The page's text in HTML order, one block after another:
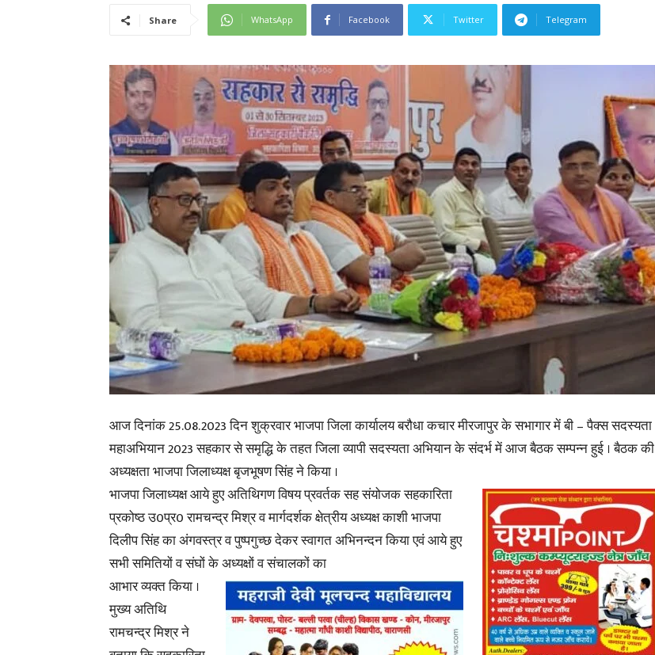
Latest
News
in
Hindi,
Today
Share WhatsApp Facebook Twitter Telegram
आज दिनांक 25.08.2023 दिन शुक्रवार भाजपा जिला कार्यालय बरौधा कचार मीरजापुर के सभागार में बी – पैक्स सदस्यता
महाअभियान 2023 सहकार से समृद्धि के तहत जिला व्यापी सदस्यता अभियान के संदर्भ में आज बैठक सम्पन्न हुई । बैठक की
अध्यक्षता भाजपा जिलाध्यक्ष बृजभूषण सिंह ने किया ।
भाजपा जिलाध्यक्ष आये हुए अतिथिगण विषय प्रवर्तक सह संयोजक सहकारिता
प्रकोष्ठ उ0प्र0 रामचन्द्र मिश्र व मार्गदर्शक क्षेत्रीय अध्यक्ष काशी भाजपा
दिलीप सिंह का अंगवस्त्र व पुष्पगुच्छ देकर स्वागत अभिनन्दन किया एवं आये हुए
सभी समितियों व संघों के अध्यक्षों व संचालकों का
आभार व्यक्त किया ।
मुख्य अतिथि
रामचन्द्र मिश्र ने